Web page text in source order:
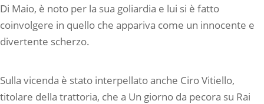
Di Maio, è noto per la sua goliardia e lui si è fatto
coinvolgere in quello che appariva come un innocente e
divertente scherzo.
Sulla vicenda è stato interpellato anche Ciro Vitiello,
titolare della trattoria, che a Un giorno da pecora su Rai